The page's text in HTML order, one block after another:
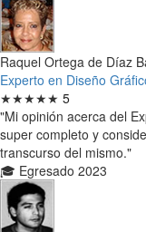
Raquel Ortega de Díaz
Experto en Diseño
★★★★★ 5
"Mi opinión acerca del
super completo y
transcurso del mismo."
🎓 Egresado 2023